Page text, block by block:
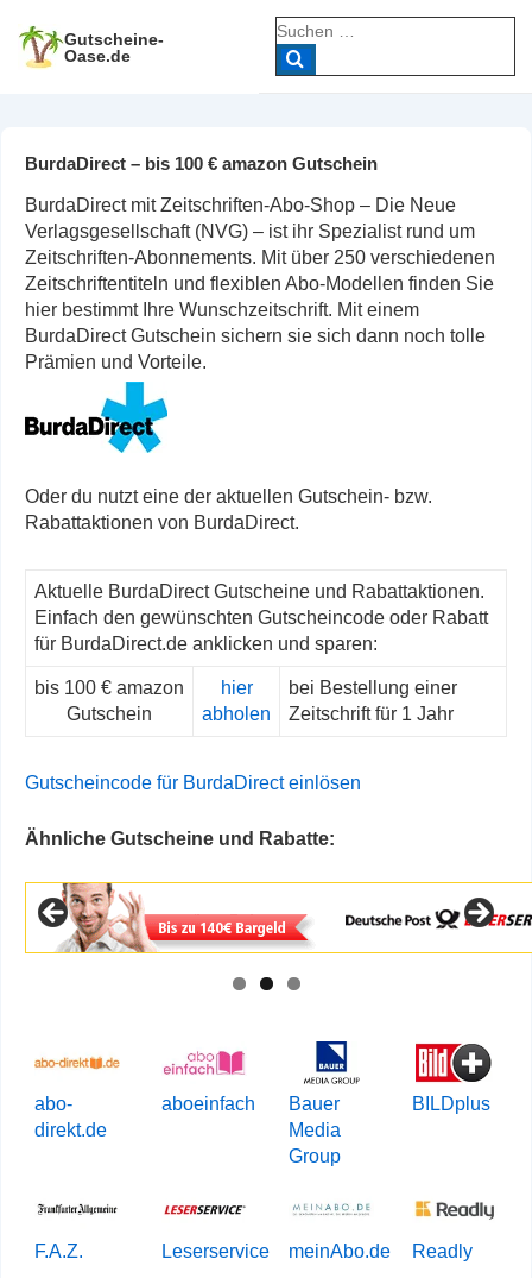
Zum
Inhalt
Gutscheine-
Oase.de
Suche
nach:
BurdaDirect – bis 100 € amazon Gutschein
BurdaDirect mit Zeitschriften-Abo-Shop – Die Neue
Verlagsgesellschaft (NVG) – ist ihr Spezialist rund um
Zeitschriften-Abonnements. Mit über 250 verschiedenen
Zeitschriftentiteln und flexiblen Abo-Modellen finden Sie
hier bestimmt Ihre Wunschzeitschrift. Mit einem
BurdaDirect Gutschein sichern sie sich dann noch tolle
Prämien und Vorteile.
Oder du nutzt eine der aktuellen Gutschein- bzw.
Rabattaktionen von BurdaDirect.
Aktuelle BurdaDirect Gutscheine und Rabattaktionen.
Einfach den gewünschten Gutscheincode oder Rabatt
für BurdaDirect.de anklicken und sparen:
bis 100 € amazon
Gutschein
hier
abholen
bei Bestellung einer
Zeitschrift für 1 Jahr
Gutscheincode für BurdaDirect einlösen
Ähnliche Gutscheine und Rabatte:
abo-
direkt.de
aboeinfach
Bauer
Media
Group
BILDplus
F.A.Z. Leserservice meinAbo.de Readly